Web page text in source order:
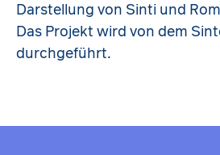
Darstellung von Sinti und
Das Projekt wird von dem
durchgeführt.